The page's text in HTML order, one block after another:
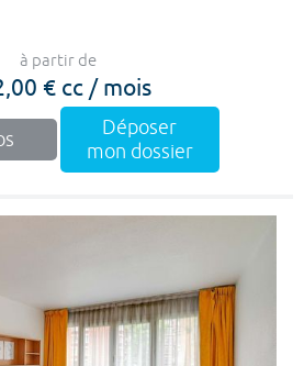
à partir de
€ cc / mois
Déposer
mon dossier